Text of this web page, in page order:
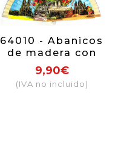
64010 - Abanicos
de madera con
diseño de
Barcelona,
incluye caja
9,90€
(IVA no incluido)